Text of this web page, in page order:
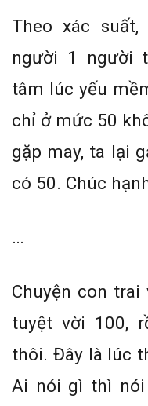
Theo xác
người 1 người
tâm lúc yếu
chỉ ở mức 50
gặp may, ta lại
có 50. Chúc
…
Chuyện con
tuyệt vời 100,
thôi. Đây là lúc
Ai nói gì thì nói